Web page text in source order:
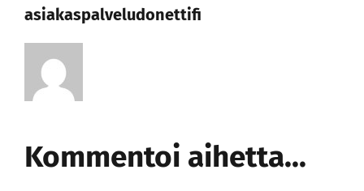
asiakaspalveludonettifi
Kommentoi aihetta...